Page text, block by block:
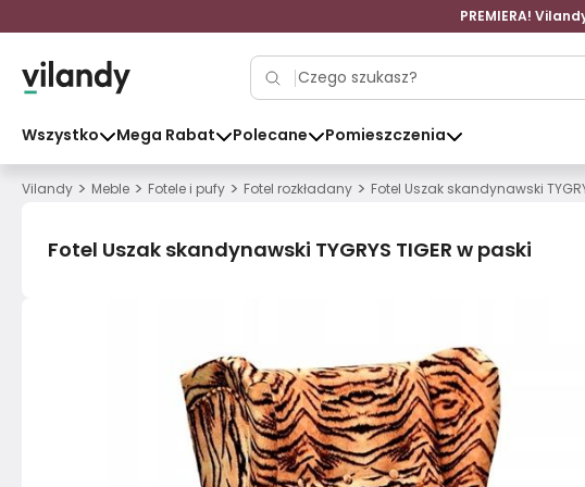
PREMIERA!
Wszystko Mega Rabat Polecane Pomieszczenia
Vilandy > Meble > Fotele i pufy > Fotel rozkładany > Fotel Uszak skandynawski
Fotel Uszak skandynawski TYGRYS TIGER w paski